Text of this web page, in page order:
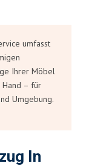
umfasst
Ihrer Möbel
Hand – für
Umgebung.
In